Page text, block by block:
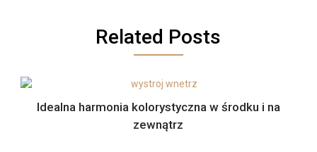
Related Posts
Idealna harmonia kolorystyczna w środku i na
zewnątrz